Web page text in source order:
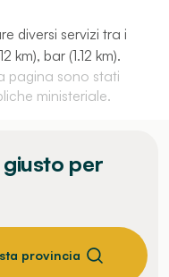
diversi servizi tra i
km), bar (1.12 km).
pagina sono stati
ministeriale.
giusto per
provincia